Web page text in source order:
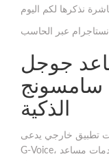
عبر الحاسب
جوجل
سامسونج
الذكية
تطبيق خارجي يدعى
G-Voice، ويسمح لك هذا التطبيق بالوصول إلى خدمات مساعد